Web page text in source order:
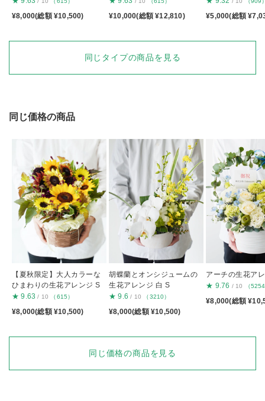
¥8,000(総額 ¥10,500) ¥10,000(総額 ¥12,810) ¥5,000(総額
同じタイプの商品を見る
同じ価格の商品
【夏秋限定】大人カラーな
ひまわりの生花アレンジ S
★ 9.63 / 10 （615）
¥8,000(総額 ¥10,500)
胡蝶蘭とオンシジュームの
生花アレンジ 白 S
★ 9.6 / 10 （3210）
¥8,000(総額 ¥10,500)
アーチの生花ア
★ 9.76 / 10 （
¥8,000(総額
同じ価格の商品を見る